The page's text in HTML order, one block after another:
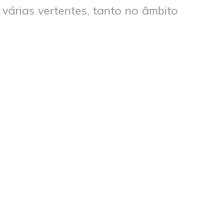
vertentes, tanto no âmbito